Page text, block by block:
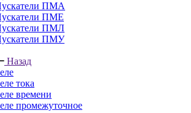
ПМА
ПМЕ
ПМЛ
ПМУ
Назад
тока
времени
промежуточное